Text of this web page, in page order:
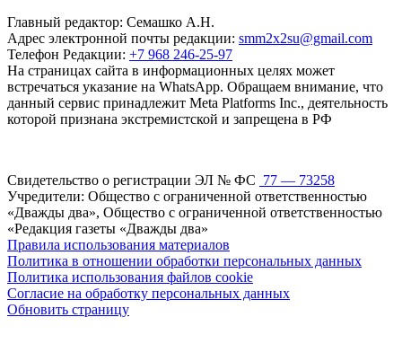
Главный редактор: Семашко А.Н.
Адрес электронной почты редакции: smm2x2su@gmail.com
Телефон Редакции: +7 968 246-25-97
На страницах сайта в информационных целях может
встречаться указание на WhatsApp. Обращаем внимание, что
данный сервис принадлежит Meta Platforms Inc., деятельность
которой признана экстремистской и запрещена в РФ
Свидетельство о регистрации ЭЛ № ФС 77 — 73258
Учредители: Общество с ограниченной ответственностью
«Дважды два», Общество с ограниченной ответственностью
«Редакция газеты «Дважды два»
Правила использования материалов
Политика в отношении обработки персональных данных
Политика использования файлов cookie
Согласие на обработку персональных данных
Обновить страницу